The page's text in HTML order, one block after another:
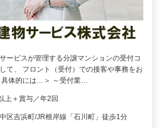
ービスが管理する分譲マンションの受付コ
て、 フロント（受付）での接客や事務をお
体的には…＞ ～受付業…
上＋賞与／年2回
区吉浜町/JR根岸線「石川町」徒歩1分